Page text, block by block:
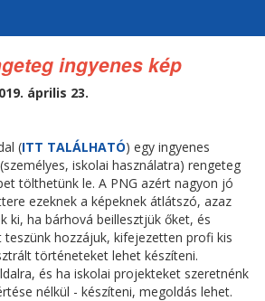
ingyenes kép
április 23.
(ITT TALÁLHATÓ) egy ingyenes
iskolai használatra) rengeteg
tölthetünk le. A PNG azért nagyon jó
ezeknek a képeknek átlátszó, azaz
ki, ha bárhová beillesztjük őket, és
hozzájuk, kifejezetten profi kis
történeteket lehet készíteni.
és ha iskolai projekteket szeretnénk
nélkül - készíteni, megoldás lehet.